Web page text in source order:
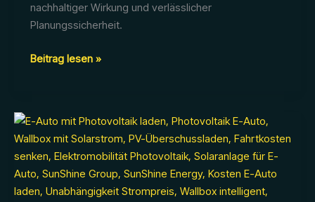
nachhaltiger Wirkung und verlässlicher
Planungssicherheit.
Einspeisevergütung
sich
Investoren
jetzt
planbare
Erträge
Beitrag lesen »